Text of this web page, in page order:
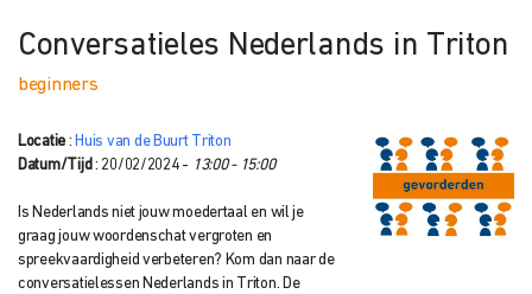
Conversatieles Nederlands in Triton
beginners
Locatie : Huis van de Buurt Triton
Datum/Tijd : 20/02/2024 - 13:00 - 15:00
Is Nederlands niet jouw moedertaal en wil je
graag jouw woordenschat vergroten en
spreekvaardigheid verbeteren? Kom dan naar de
conversatielessen Nederlands in Triton. De